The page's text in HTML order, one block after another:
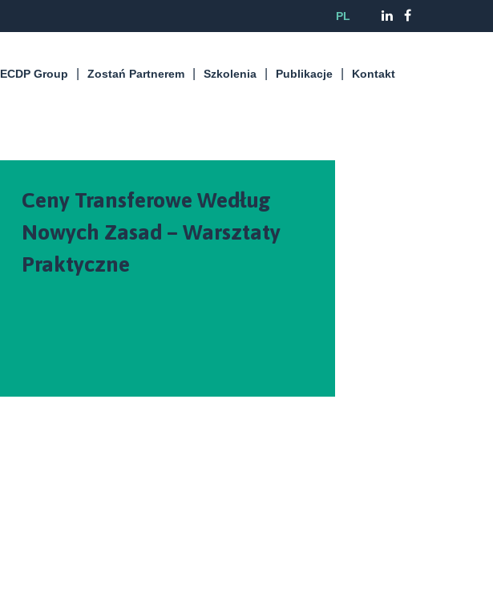
PL
ECDP Group Zostań Partnerem Szkolenia Publikacje Kontakt
Ceny Transferowe Według
Nowych Zasad – Warsztaty
Praktyczne